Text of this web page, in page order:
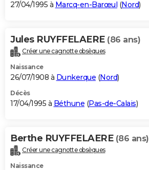
27/04/1995 à Marcq-en-Barœul (Nord)
Jules RUYFFELAERE (86 ans)
Créer une cagnotte obsèques
Naissance
26/07/1908 à Dunkerque (Nord)
Décès
17/04/1995 à Béthune (Pas-de-Calais)
Berthe RUYFFELAERE (86 ans)
Créer une cagnotte obsèques
Naissance